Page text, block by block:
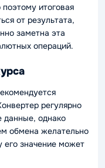
итоговая
от результата,
заметна эта
операций.
регулярно
данные, однако
обмена желательно
его значение может